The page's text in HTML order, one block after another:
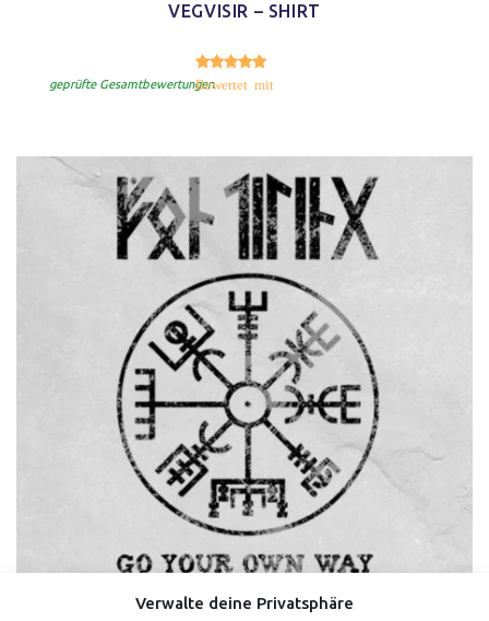
Verwalte deine Privatsphäre
VEGVISIR – SHIRT
Bewertet mit
geprüfte Gesamtbewertungen